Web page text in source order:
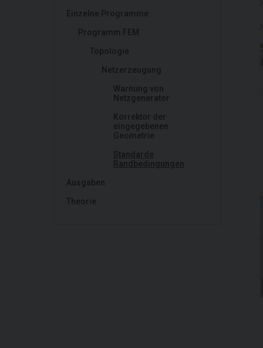
Einzelne Programme
Programm FEM
Topologie
Netzerzeugung
Warnung von
Netzgenerator
Korrektor der
eingegebenen
Geometrie
Standarde
Randbedingungen
Ausgaben
Theorie